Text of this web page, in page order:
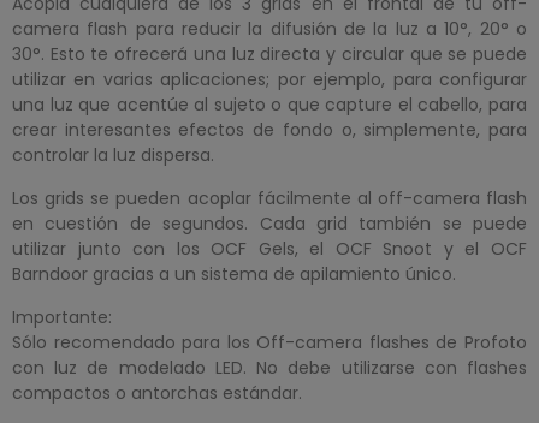
camera flash para reducir la difusión de la luz a 10°, 20° o
30°. Esto te ofrecerá una luz directa y circular que se puede
utilizar en varias aplicaciones; por ejemplo, para configurar
una luz que acentúe al sujeto o que capture el cabello, para
crear interesantes efectos de fondo o, simplemente, para
controlar la luz dispersa.
Los grids se pueden acoplar fácilmente al off-camera flash
en cuestión de segundos. Cada grid también se puede
utilizar junto con los OCF Gels, el OCF Snoot y el OCF
Barndoor gracias a un sistema de apilamiento único.
Importante:
Sólo recomendado para los Off-camera flashes de Profoto
con luz de modelado LED. No debe utilizarse con flashes
compactos o antorchas estándar.